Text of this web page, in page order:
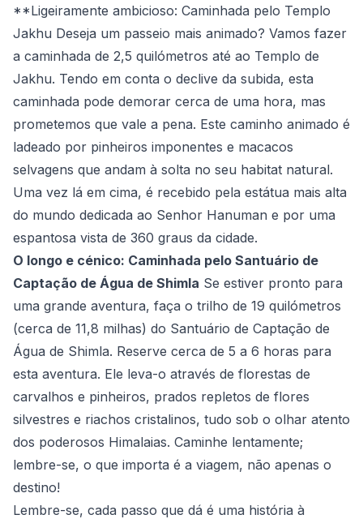
**Ligeiramente ambicioso: Caminhada pelo Templo
Jakhu Deseja um passeio mais animado? Vamos fazer
a caminhada de 2,5 quilómetros até ao Templo de
Jakhu. Tendo em conta o declive da subida, esta
caminhada pode demorar cerca de uma hora, mas
prometemos que vale a pena. Este caminho animado é
ladeado por pinheiros imponentes e macacos
selvagens que andam à solta no seu habitat natural.
Uma vez lá em cima, é recebido pela estátua mais alta
do mundo dedicada ao Senhor Hanuman e por uma
espantosa vista de 360 graus da cidade.
O longo e cénico: Caminhada pelo Santuário de
Captação de Água de Shimla Se estiver pronto para
uma grande aventura, faça o trilho de 19 quilómetros
(cerca de 11,8 milhas) do Santuário de Captação de
Água de Shimla. Reserve cerca de 5 a 6 horas para
esta aventura. Ele leva-o através de florestas de
carvalhos e pinheiros, prados repletos de flores
silvestres e riachos cristalinos, tudo sob o olhar atento
dos poderosos Himalaias. Caminhe lentamente;
lembre-se, o que importa é a viagem, não apenas o
destino!
Lembre-se, cada passo que dá é uma história à